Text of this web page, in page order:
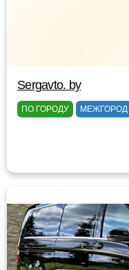
Sergavto. by
ПО ГОРОДУ МЕЖГОРОД